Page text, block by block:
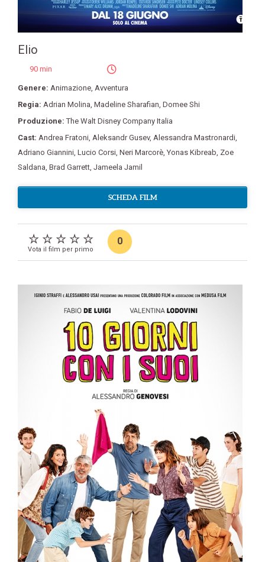
Elio
90 min
Genere: Animazione, Avventura
Regia: Adrian Molina, Madeline Sharafian, Domee Shi
Produzione:The Walt Disney Company Italia
Cast: Andrea Fratoni, Aleksandr Gusev, Alessandra Mastronardi,
Adriano Giannini, Lucio Corsi, Neri Marcorè, Yonas Kibreab, Zoe
Saldana, Brad Garrett, Jameela Jamil
SCHEDA FILM
Vota il film per primo
0